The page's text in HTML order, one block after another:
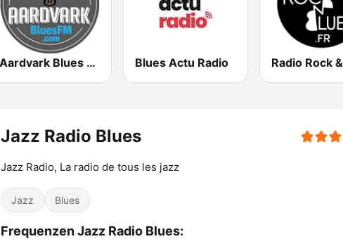
Aardvark Blues FM Blues Actu Radio
Jazz Radio Blues
Jazz Radio, La radio de tous les jazz
Jazz Blues
Frequenzen Jazz Radio Blues: